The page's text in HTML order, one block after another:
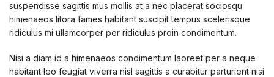
suspendisse sagittis mus mollis at a nec placerat sociosqu
himenaeos litora fames habitant suscipit tempus scelerisque
ridiculus mi ullamcorper per ridiculus proin condimentum.
Nisi a diam id a himenaeos condimentum laoreet per a neque
habitant leo feugiat viverra nisl sagittis a curabitur parturient nisi